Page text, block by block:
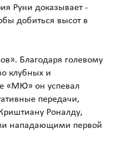
Руни доказывает -
добиться высот в
Благодаря голевому
клубных и
«МЮ» он успевал
передачи,
Роналду,
нападающими первой